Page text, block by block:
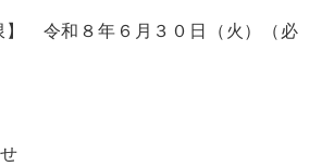
】 令和８年６月３０日（火）（必